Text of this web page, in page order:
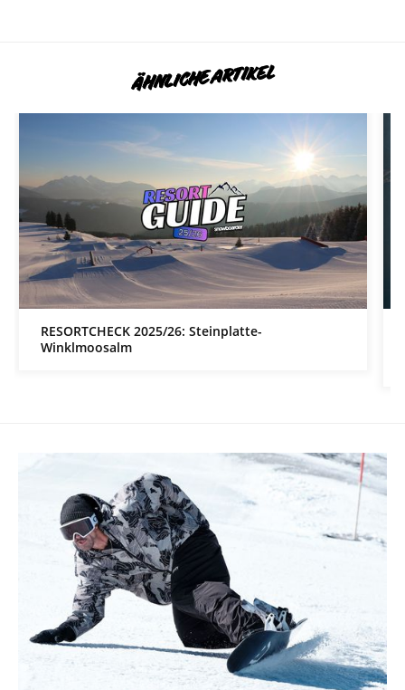
ÄHNLICHE ARTIKEL
RESORTCHECK 2025/26: Steinplatte-
Winklmoosalm